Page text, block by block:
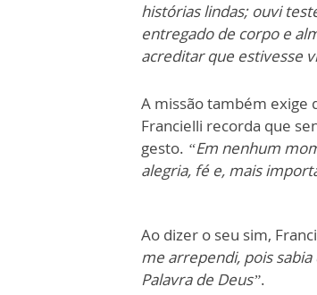
histórias lindas; ouvi
entregado de corpo e
acreditar que estivesse
A missão também exige
Francielli recorda que
gesto. “Em nenhum
alegria, fé e, mais
Ao dizer o seu sim,
me arrependi, pois
Palavra de Deus”.